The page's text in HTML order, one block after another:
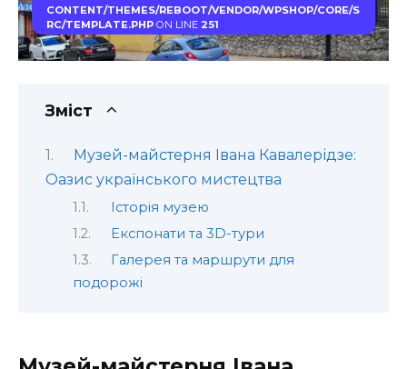
CONTENT/THEMES/REBOOT/VENDOR/WPSHOP/CORE/S
RC/TEMPLATE.PHPON LINE 251
Зміст
Музей-майстерня Івана Кавалерідзе:
Оазис українського мистецтва
Історія музею
Експонати та 3D-тури
Галерея та маршрути для
подорожі